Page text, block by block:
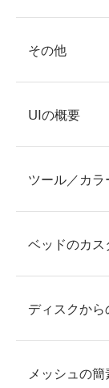
その他
UIの概要
ツール／カ
ベッドのカス
ディスクか
メッシュの簡